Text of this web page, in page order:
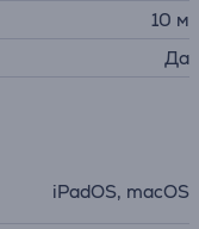
10 м
Да
iPadOS, macOS